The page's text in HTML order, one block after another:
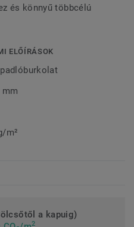
és könnyű többcélú
ELŐÍRÁSOK
mm
m²
a kapuig)
2